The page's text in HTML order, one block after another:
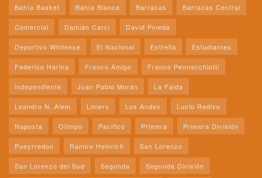
Bahía Basket Bahía Blanca Barracas Barracas Central
Comercial Damián Carci David Pineda
Deportivo Whitense El Nacional Estrella Estudiantes
Federico Harina Franco Amigo Franco Pennacchiotti
independiente Juan Pablo Morán La Falda
Leandro N. Alem Liniers Los Andes Lucio Redivo
Naposta Olímpo Pacifico Primera Primera División
Pueyrredon Ramiro Heinrich San Lorenzo
San Lorenzo del Sud Segunda Segunda División